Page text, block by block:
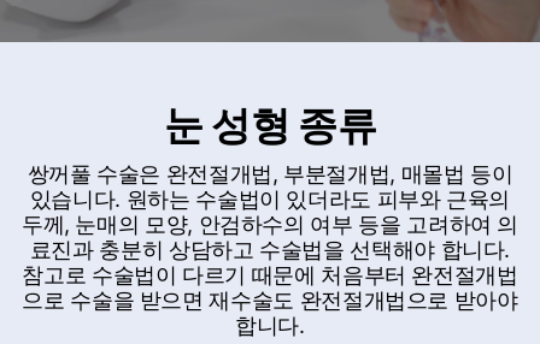
눈 성형 종류
쌍꺼풀 수술은 완전절개법, 부분절개법, 매몰법 등이
있습니다. 원하는 수술법이 있더라도 피부와 근육의
두께, 눈매의 모양, 안검하수의 여부 등을 고려하여 의
료진과 충분히 상담하고 수술법을 선택해야 합니다.
참고로 수술법이 다르기 때문에 처음부터 완전절개법
으로 수술을 받으면 재수술도 완전절개법으로 받아야
합니다.